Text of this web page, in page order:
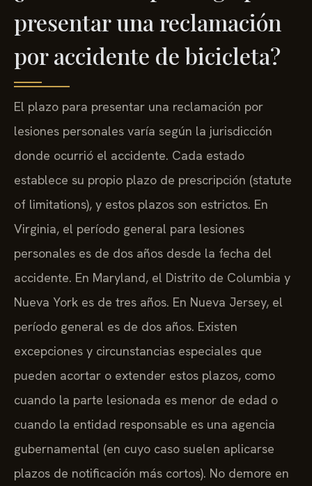
presentar una reclamación
por accidente de bicicleta?
El plazo para presentar una reclamación por
lesiones personales varía según la jurisdicción
donde ocurrió el accidente. Cada estado
establece su propio plazo de prescripción (statute
of limitations), y estos plazos son estrictos. En
Virginia, el período general para lesiones
personales es de dos años desde la fecha del
accidente. En Maryland, el Distrito de Columbia y
Nueva York es de tres años. En Nueva Jersey, el
período general es de dos años. Existen
excepciones y circunstancias especiales que
pueden acortar o extender estos plazos, como
cuando la parte lesionada es menor de edad o
cuando la entidad responsable es una agencia
gubernamental (en cuyo caso suelen aplicarse
plazos de notificación más cortos). No demore en